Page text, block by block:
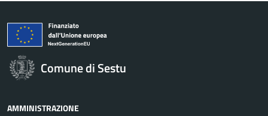
Comune di Sestu
AMMINISTRAZIONE